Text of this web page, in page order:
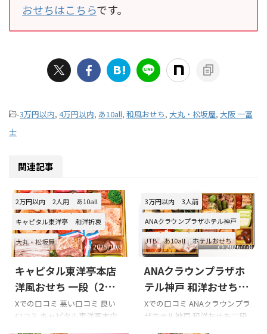
おせちはこちらです。
-3万円以内, 4万円以内, あ10all, 和風おせち, 大丸・松坂屋, 大阪 一冨
士
関連記事
2万円以内 2人用 あ10all
キャピタル東洋亭 和洋折衷
大丸・松坂屋 2025/10/3
キャピタル東洋亭本店
洋風おせち 一段（2人
用）の口コミをまとめ
てみました!!!
Xでの口コミ 悪い口コミ 良い
口コミ キャピタル東洋亭本店
3万円以内 3人前
ANAクラウンプラザホテル神戸
JTB あ10all ホテルおせち
和洋折衷
2026/7/8
ANAクラウンプラザホ
テル神戸 和洋おせち二
段重（冷蔵）の口コミ
をまとめてみました!!!
Xでの口コミ ANAクラウンプラ
ザホテル神戸 和洋おせち二段